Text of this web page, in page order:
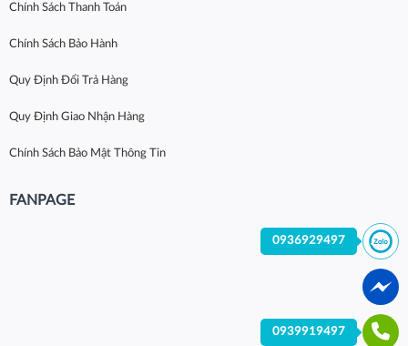
Chính Sách Thanh Toán
Chính Sách Bảo Hành
Quy Định Đổi Trả Hàng
Quy Định Giao Nhận Hàng
Chính Sách Bảo Mật Thông Tin
FANPAGE
0936929497
0939919497